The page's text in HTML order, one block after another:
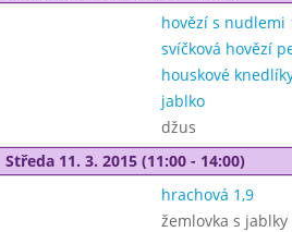
hovězí s nudlemi
svíčková hovězí
houskové
jablko
džus
Středa 11. 3. 2015 (11:00 - 14:00)
hrachová 1,9
žemlovka s jablky